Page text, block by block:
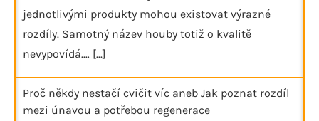
jednotlivými produkty mohou existovat výrazné
rozdíly. Samotný název houby totiž o kvalitě
nevypovídá.… [...]
Proč někdy nestačí cvičit víc aneb Jak poznat rozdíl
mezi únavou a potřebou regenerace